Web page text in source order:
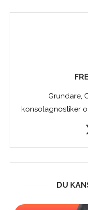
Grundare,
konsolagnostiker
DU